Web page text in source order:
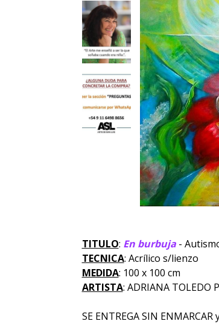
TITULO: En burbuja-
TECNICA: Acrílico s/lienzo
MEDIDA: 100 x 100 cm
ARTISTA: ADRIANA TOLEDO
SE ENTREGA SIN ENMARCAR